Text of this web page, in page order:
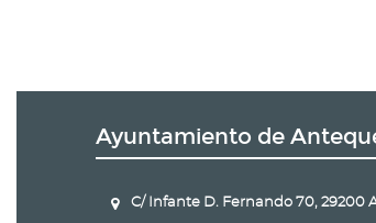
Ayuntamiento de
C/ Infante D. Fernando 70, 29200